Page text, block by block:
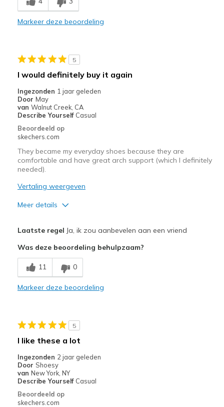
Width
Markeer deze beoordeling
5
I would definitely buy it again
Ingezonden 1 jaar geleden
Door May
van Walnut Creek, CA
Describe Yourself Casual
Beoordeeld op
skechers.com
They became my everyday shoes because they are
comfortable and have great arch support (which I definitely
needed).
Vertaling weergeven
Meer details
Comfortable
Stylish
Going Out
Width
Sizing
Feels true to size
Laatste regel Ja, ik zou aanbevelen aan een vriend
Was deze beoordeling behulpzaam?
11 0
Markeer deze beoordeling
5
I like these a lot
Ingezonden 2 jaar geleden
Door Shoesy
van New York, NY
Describe Yourself Casual
Beoordeeld op
skechers.com